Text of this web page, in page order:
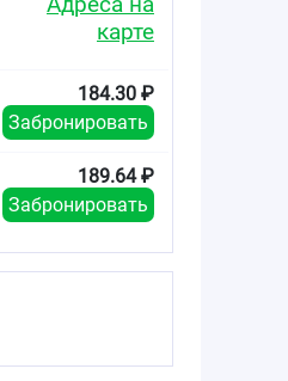
карте
184.30 ₽
Забронировать
189.64 ₽
Забронировать